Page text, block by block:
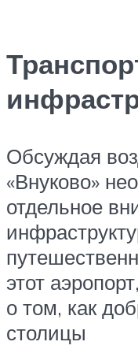
Обсуждая
«Внуково»
отдельное
этот
о том, как
столицы